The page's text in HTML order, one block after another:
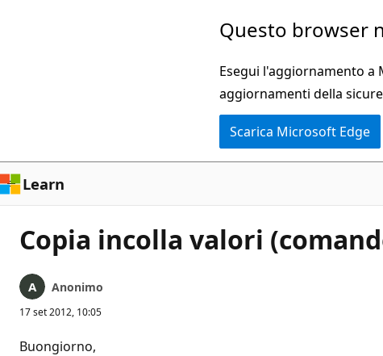
Questo browser
Esegui l'aggiornamento
aggiornamenti della
Scarica Microsoft Edge
Learn
Copia incolla valori
Anonimo
17 set 2012, 10:05
Buongiorno,